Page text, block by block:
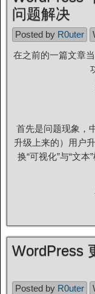
问题解决
Posted by R0uter
在之前的一篇文章
首先是问题现象，
升级上来的）用户
换“可视化”与“文
WordPress
Posted by R0uter